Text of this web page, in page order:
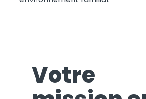
Votre